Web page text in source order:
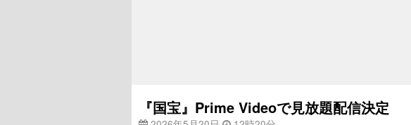
『国宝』Prime Videoで見放題配信決定